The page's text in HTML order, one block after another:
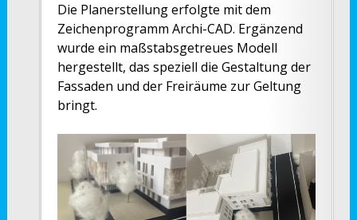
Die Planerstellung erfolgte mit dem
Zeichenprogramm Archi-CAD. Ergänzend
wurde ein maßstabsgetreues Modell
hergestellt, das speziell die Gestaltung der
Fassaden und der Freiräume zur Geltung
bringt.